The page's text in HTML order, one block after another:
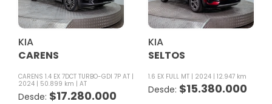
KIA
CARENS
CARENS 1.4 EX 7DCT TURBO-GDI 7P AT
2024
50.899 km AT
$17.280.000
KIA
SELTOS
1.6 EX FULL MT 2024 12.947 km
$15.380.000